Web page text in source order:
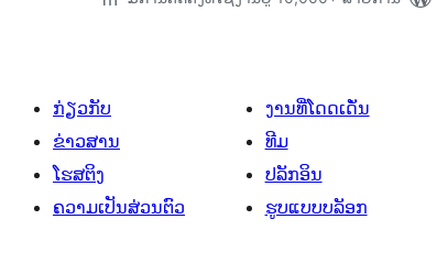
ກ່ຽວກັບ
ຂ່າວສານ
ໂຮສຕິງ
ຄວາມເປັນສ່ວນຕົວ
ງານທີ່ໂດດເດັ່ນ
ທີມ
ປລັກອິນ
ຮູບແບບບລັອກ